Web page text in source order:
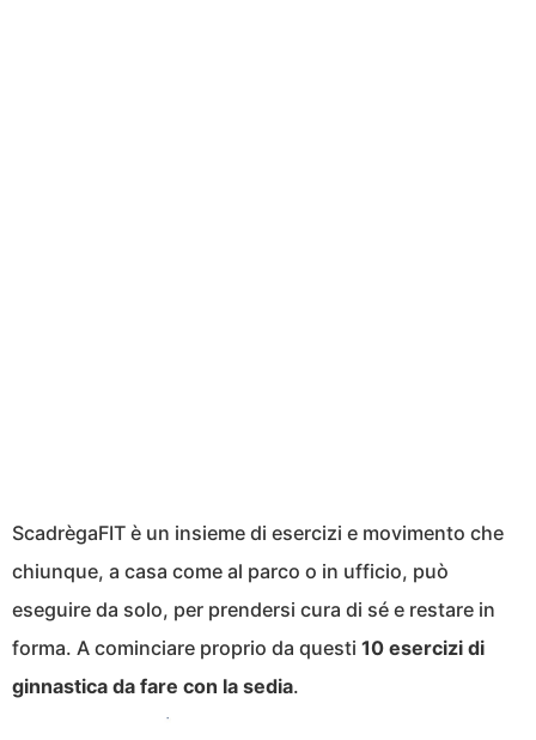
Scadrèga​FIT è un insieme di esercizi e movimento che
chiunque, a casa come al parco o in ufficio, può
eseguire da solo, per prendersi cura di sé e ​restare in
forma. A cominciare proprio da questi 10 esercizi di
ginnastica da fare con la sedia.